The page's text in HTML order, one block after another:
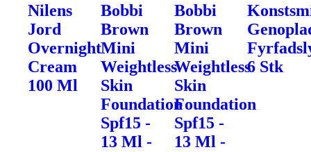
Nilens
Jord
Overnight
Cream
100 Ml
Bobbi
Brown
Mini
Weightless
Skin
Foundation
Spf15 -
13 Ml -
Bobbi
Brown
Mini
Weightless
Skin
Foundation
Spf15 -
13 Ml -
6 Stk